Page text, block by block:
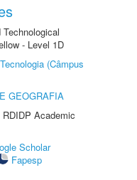
- Level 1D
(Câmpus
GEOGRAFIA
Academic
Scholar
Fapesp